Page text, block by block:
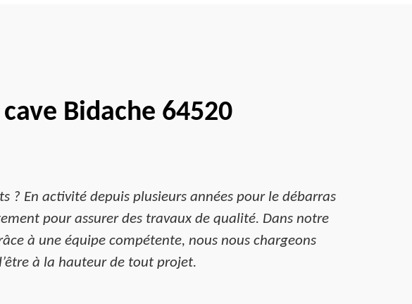
Bidache 64520
? En activité depuis plusieurs années pour le débarras
pour assurer des travaux de qualité. Dans notre
à une équipe compétente, nous nous chargeons
à la hauteur de tout projet.